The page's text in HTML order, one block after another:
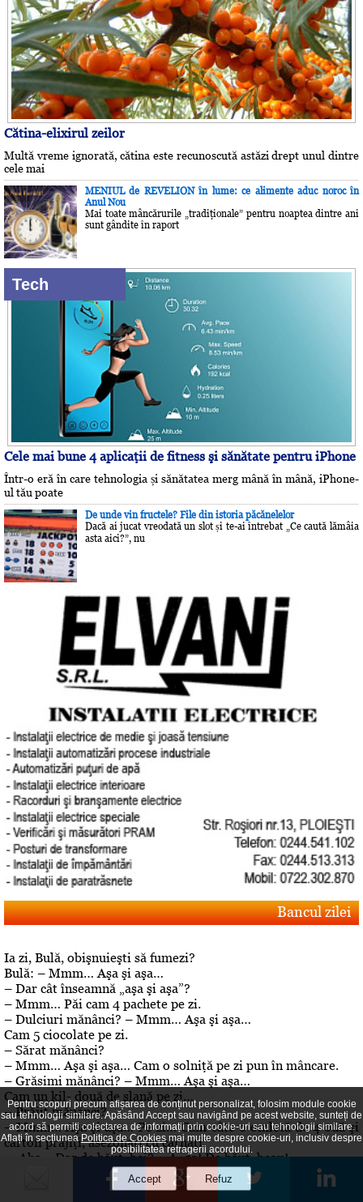
Cătina-elixirul zeilor
Multă vreme ignorată, cătina este recunoscută astăzi drept unul dintre
cele mai
MENIUL de REVELION în lume: ce alimente aduc noroc în
Anul Nou
Mai toate mâncărurile „tradiţionale” pentru noaptea dintre ani
sunt gândite în raport
Tech
Cele mai bune 4 aplicaţii de fitness şi sănătate pentru iPhone
Într-o eră în care tehnologia și sănătatea merg mână în mână, iPhone-
ul tău poate
De unde vin fructele? File din istoria păcănelelor
Dacă ai jucat vreodată un slot și te-ai întrebat „Ce caută lămâia
asta aici?”, nu
Bancul zilei
Ia zi, Bulă, obişnuieşti să fumezi?
Bulă: – Mmm… Aşa şi aşa…
– Dar cât înseamnă „aşa şi aşa”?
– Mmm… Păi cam 4 pachete pe zi.
– Dulciuri mănânci? – Mmm… Aşa şi aşa…
Cam 5 ciocolate pe zi.
– Sărat mănânci?
– Mmm… Aşa şi aşa… Cam o solniţă pe zi pun în mâncare.
– Grăsimi mănânci? – Mmm… Aşa şi aşa…
Cam un kil- două de slană pe zi…
– Prăjit mănânci?
– Mmm… Aşa şi aşa… Pe zi… Cam câte o omletă de 4 ouă şi
cartofi prăjiţi, asezonaţi cu cârnaţi
.– Aha… Dar de băut, bei? – A, da! De băut, beau!
Editorial
Pentru scopuri precum afișarea de conținut personalizat, folosim module cookie
sau tehnologii similare. Apăsând Accept sau navigând pe acest website, sunteți de
acord să permiți colectarea de informații prin cookie-uri sau tehnologii similare.
Aflați în secțiunea Politica de Cookiesmai multe despre cookie-uri, inclusiv despre
posibilitatea retragerii acordului.